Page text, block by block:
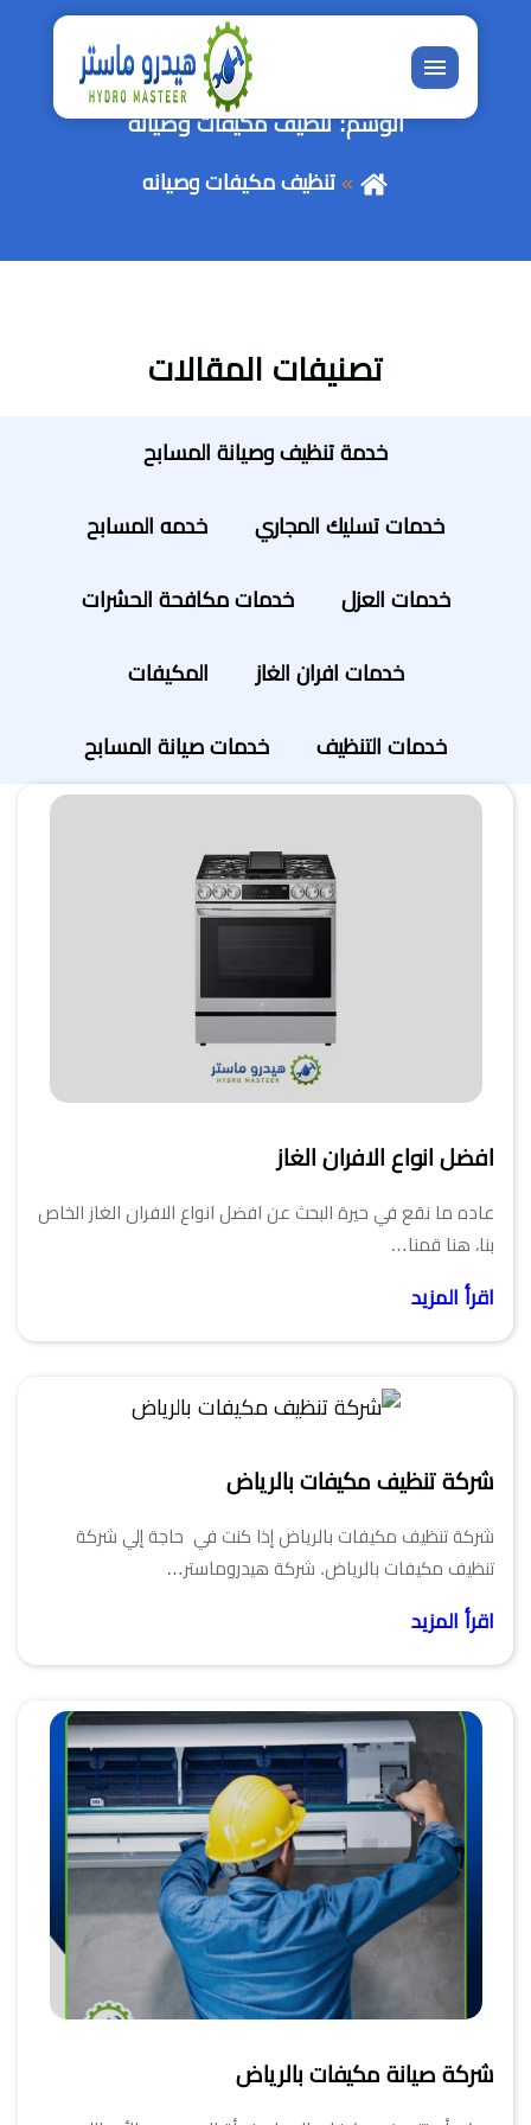
القائمة
الوسم:تنظيف مكيفات وصيانه
تنظيف مكيفات وصيانه
تصنيفات المقالات
خدمة تنظيف وصيانة المسابح
خدمات تسليك المجاري خدمه المسابح
خدمات العزل خدمات مكافحة الحشرات
خدمات افران الغاز المكيفات
خدمات التنظيف خدمات صيانة المسابح
افضل انواع الافران الغاز
عاده ما نقع في حيرة البحث عن افضل انواع الافران الغاز الخاص
بنا، هنا قمنا…
اقرأ المزيد
شركة تنظيف مكيفات بالرياض
شركة تنظيف مكيفات بالرياض إذا كنت في حاجة إلي شركة
تنظيف مكيفات بالرياض. شركة هيدروماستر…
اقرأ المزيد
شركة صيانة مكيفات بالرياض